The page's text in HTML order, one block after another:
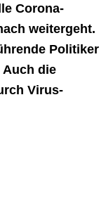
Corona-
weitergeht.
Politiker
Auch die
Virus-